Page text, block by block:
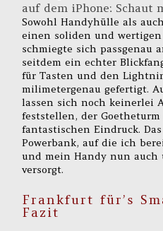
auf dem iPhone: Schaut
Sowohl Handyhülle als
einen soliden und
schmiegte sich passgenau
seitdem ein echter
für Tasten und den
milimetergenau gefertigt.
lassen sich noch keinerlei
feststellen, der
fantastischen Eindruck.
Powerbank, auf die ich
und mein Handy nun auch
versorgt.
Frankfurt für’s
Fazit